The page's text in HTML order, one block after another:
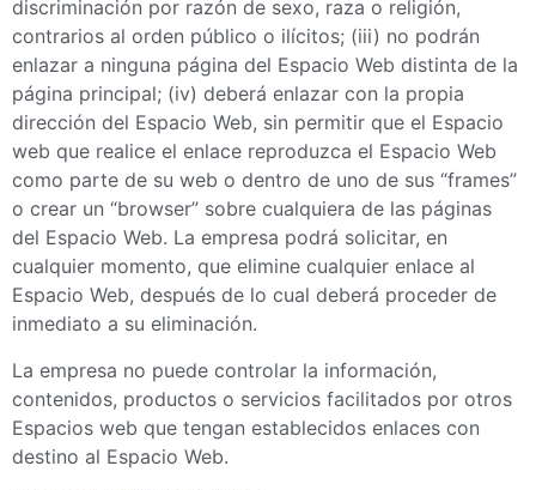
discriminación por razón de sexo, raza o religión,
contrarios al orden público o ilícitos; (iii) no podrán
enlazar a ninguna página del Espacio Web distinta de la
página principal; (iv) deberá enlazar con la propia
dirección del Espacio Web, sin permitir que el Espacio
web que realice el enlace reproduzca el Espacio Web
como parte de su web o dentro de uno de sus “frames”
o crear un “browser” sobre cualquiera de las páginas
del Espacio Web. La empresa podrá solicitar, en
cualquier momento, que elimine cualquier enlace al
Espacio Web, después de lo cual deberá proceder de
inmediato a su eliminación.
La empresa no puede controlar la información,
contenidos, productos o servicios facilitados por otros
Espacios web que tengan establecidos enlaces con
destino al Espacio Web.